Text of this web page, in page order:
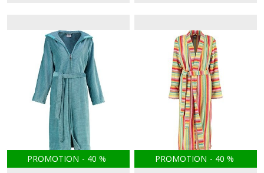
PROMOTION - 40 %
PROMOTION - 40 %